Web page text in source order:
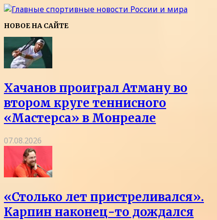
НОВОЕ НА САЙТЕ
Хачанов проиграл Атману во
втором круге теннисного
«Мастерса» в Монреале
07.08.2026
«Столько лет пристреливался».
Карпин наконец-то дождался